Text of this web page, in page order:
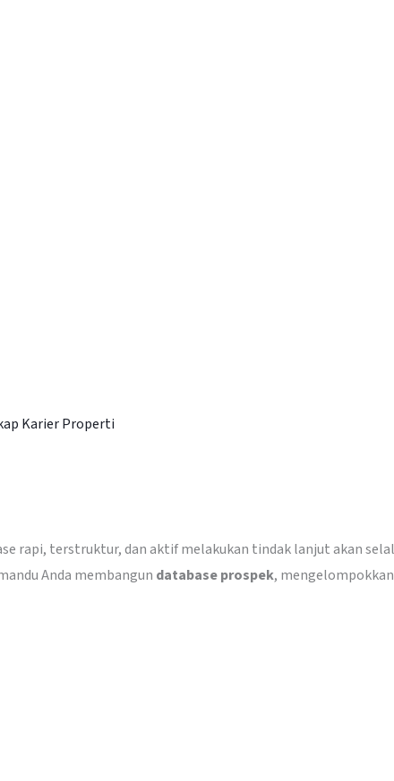
Karier Properti
rapi, terstruktur, dan aktif melakukan tindak lanjut akan
Anda membangun database prospek,